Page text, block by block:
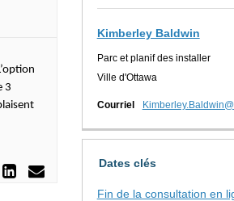
3
Des options sur
Des options
Partager Des
Courriel Des
Kimberley Baldwin
Parc et planif des installer
Ville d'Ottawa
Courriel
Dates clés
Fin de la consultation en